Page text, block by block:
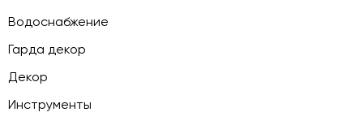
Водоснабжение
Гарда декор
Декор
Инструменты